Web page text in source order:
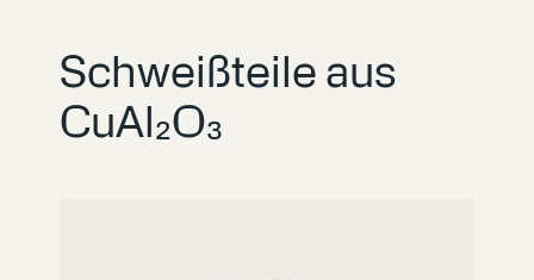
Schweißteile aus
CuAl₂O₃